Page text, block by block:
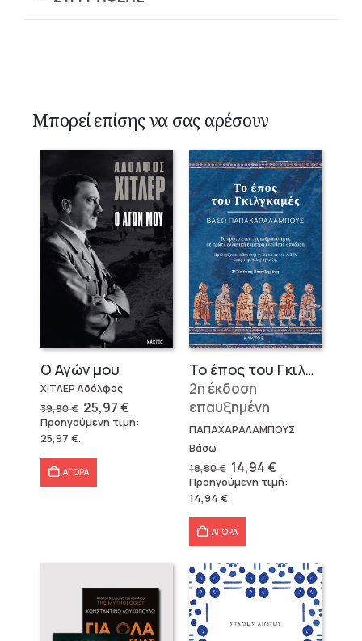
Μπορεί επίσης να σας αρέσουν
Ο Αγών μου
ΧΙΤΛΕΡ Αδόλφος
39,90€ Original
price
was:
25,97€Η
τρέχουσα
τιμή
Προηγούμενη τιμή:
25,97 €.
ΑΓΟΡΑ
Το έπος του Γκιλγκαμές
2η έκδοση
επαυξημένη
ΠΑΠΑΧΑΡΑΛΑΜΠΟΥΣ
Βάσω
18,80€ Original
price
was:
18,80 €.
14,94€Η
τρέχουσα
τιμή
Προηγούμενη τιμή:
14,94 €.
ΑΓΟΡΑ